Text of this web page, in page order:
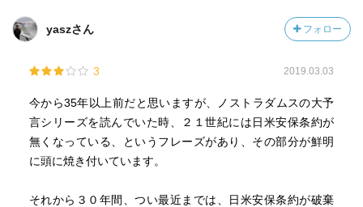
yaszさん フォロー
3 2019.03.03
今から35年以上前だと思いますが、ノストラダムスの大予
言シリーズを読んでいた時、２１世紀には日米安保条約が
無くなっている、というフレーズがあり、その部分が鮮明
に頭に焼き付いています。
それから３０年間、つい最近までは、日米安保条約が破棄